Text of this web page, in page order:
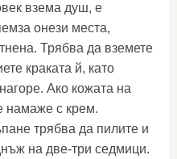
взема душ, е
онези места,
Трябва да вземете
краката й, като
Ако кожата на
намаже с крем.
трябва да пилите и
на две-три седмици.